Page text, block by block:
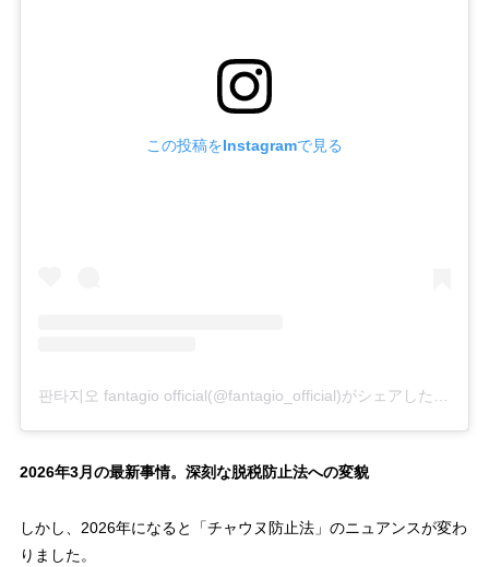
この投稿をInstagramで見る
판타지오 fantagio official(@fantagio_official)がシェアした投稿
2026年3月の最新事情。深刻な脱税防止法への変貌
しかし、2026年になると「チャウヌ防止法」のニュアンスが変わ
りました。